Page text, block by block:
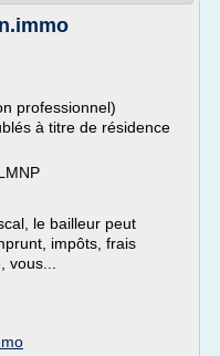
professionnel)
à titre de résidence
le bailleur peut
impôts, frais